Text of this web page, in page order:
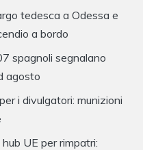
tedesca a Odessa e
a bordo
spagnoli segnalano
agosto
i divulgatori: munizioni
UE per rimpatri: